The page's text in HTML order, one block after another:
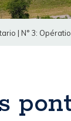
| N° 3: